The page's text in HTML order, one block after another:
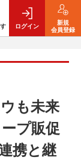
ログイン
新規
会員登録
も未来
プ販促
携と継